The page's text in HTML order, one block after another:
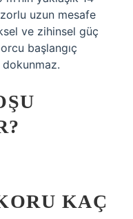
uzun mesafe
ve zihinsel güç
başlangıç
KAÇ